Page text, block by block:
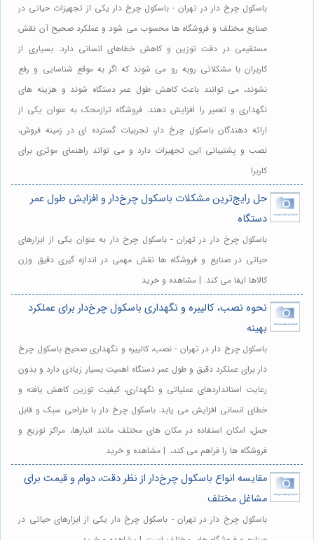
باسکول چرخ دار در تهران - باسکول چرخ دار یکی از تجهیزات حیاتی در
صنایع مختلف و فروشگاه ها محسوب می شود و عملکرد صحیح آن نقش
مستقیمی در دقت توزین و کاهش خطاهای انسانی دارد. بسیاری از
کاربران با مشکلاتی روبه رو می شوند که اگر به موقع شناسایی و رفع
نشوند، می توانند باعث کاهش طول عمر دستگاه شوند و هزینه های
نگهداری و تعمیر را افزایش دهند. فروشگاه ترازمحک به عنوان یکی از
ارائه دهندگان باسکول چرخ دار، تجربیات گسترده ای در زمینه فروش،
نصب و پشتیبانی این تجهیزات دارد و می تواند راهنمای موثری برای
کاربرا
حل رایج‌ترین مشکلات باسکول چرخ‌دار و افزایش طول عمر
دستگاه
باسکول چرخ دار در تهران - باسکول چرخ دار به عنوان یکی از ابزارهای
حیاتی در صنایع و فروشگاه ها نقش مهمی در اندازه گیری دقیق وزن
کالاها ایفا می کند. | مشاهده و خرید
نحوه نصب، کالیبره و نگهداری باسکول چرخ‌دار برای عملکرد
بهینه
باسکول چرخ دار در تهران - نصب، کالیبره و نگهداری صحیح باسکول چرخ
دار برای عملکرد دقیق و طول عمر دستگاه اهمیت بسیار زیادی دارد و بدون
رعایت استانداردهای عملیاتی و نگهداری، کیفیت توزین کاهش یافته و
خطای انسانی افزایش می یابد. باسکول چرخ دار با طراحی سبک و قابل
حمل، امکان استفاده در مکان های مختلف مانند انبارها، مراکز توزیع و
فروشگاه ها را فراهم می کند،. | مشاهده و خرید
مقایسه انواع باسکول چرخ‌دار از نظر دقت، دوام و قیمت برای
مشاغل مختلف
باسکول چرخ دار در تهران - باسکول چرخ دار یکی از ابزارهای حیاتی در